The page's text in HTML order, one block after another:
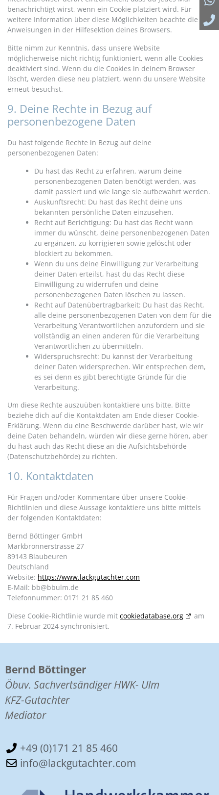
benachrichtigt wirst, wenn ein Cookie platziert wird. Für
weitere Information über diese Möglichkeiten beachte die
Anweisungen in der Hilfesektion deines Browsers.
Bitte nimm zur Kenntnis, dass unsere Website
möglicherweise nicht richtig funktioniert, wenn alle Cookies
deaktiviert sind. Wenn du die Cookies in deinem Browser
löscht, werden diese neu platziert, wenn du unsere Website
erneut besuchst.
9. Deine Rechte in Bezug auf
personenbezogene Daten
Du hast folgende Rechte in Bezug auf deine
personenbezogenen Daten:
Du hast das Recht zu erfahren, warum deine
personenbezogenen Daten benötigt werden, was
damit passiert und wie lange sie aufbewahrt werden.
Auskunftsrecht: Du hast das Recht deine uns
bekannten persönliche Daten einzusehen.
Recht auf Berichtigung: Du hast das Recht wann
immer du wünscht, deine personenbezogenen Daten
zu ergänzen, zu korrigieren sowie gelöscht oder
blockiert zu bekommen.
Wenn du uns deine Einwilligung zur Verarbeitung
deiner Daten erteilst, hast du das Recht diese
Einwilligung zu widerrufen und deine
personenbezogenen Daten löschen zu lassen.
Recht auf Datenübertragbarkeit: Du hast das Recht,
alle deine personenbezogenen Daten von dem für die
Verarbeitung Verantwortlichen anzufordern und sie
vollständig an einen anderen für die Verarbeitung
Verantwortlichen zu übermitteln.
Widerspruchsrecht: Du kannst der Verarbeitung
deiner Daten widersprechen. Wir entsprechen dem,
es sei denn es gibt berechtigte Gründe für die
Verarbeitung.
Um diese Rechte auszuüben kontaktiere uns bitte. Bitte
beziehe dich auf die Kontaktdaten am Ende dieser Cookie-
Erklärung. Wenn du eine Beschwerde darüber hast, wie wir
deine Daten behandeln, würden wir diese gerne hören, aber
du hast auch das Recht diese an die Aufsichtsbehörde
(Datenschutzbehörde) zu richten.
10. Kontaktdaten
Für Fragen und/oder Kommentare über unsere Cookie-
Richtlinien und diese Aussage kontaktiere uns bitte mittels
der folgenden Kontaktdaten:
Bernd Böttinger GmbH
Markbronnerstrasse 27
89143 Blaubeuren
Deutschland
Website: https://www.lackgutachter.com
E-Mail: bb@bbulm.de
Telefonnummer: 0171 21 85 460
Diese Cookie-Richtlinie wurde mit cookiedatabase.org
am
7. Februar 2024 synchronisiert.
Bernd Böttinger
Öbuv. Sachvertsändiger HWK- Ulm
KFZ-Gutachter
Mediator
+49 (0)171 21 85 460
info@lackgutachter.com